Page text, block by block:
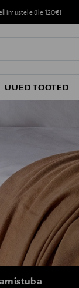
üle 120€!
UUED TOOTED